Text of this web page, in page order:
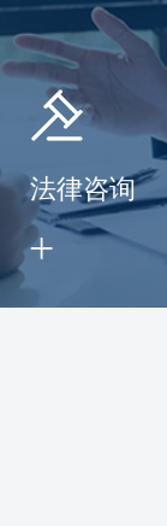
法律咨询